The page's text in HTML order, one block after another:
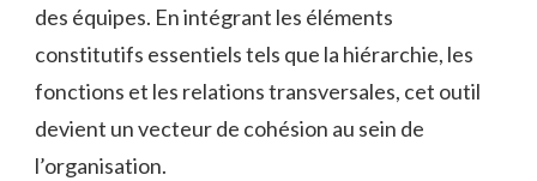
des équipes. En intégrant les éléments
constitutifs essentiels tels que la hiérarchie, les
fonctions et les relations transversales, cet outil
devient un vecteur de cohésion au sein de
l’organisation.